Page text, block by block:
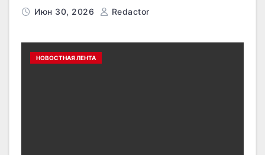
Июн 30, 2026 Redactor
НОВОСТНАЯ ЛЕНТА